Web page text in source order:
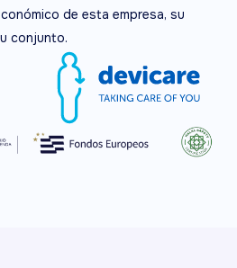
de esta empresa, su
conjunto.